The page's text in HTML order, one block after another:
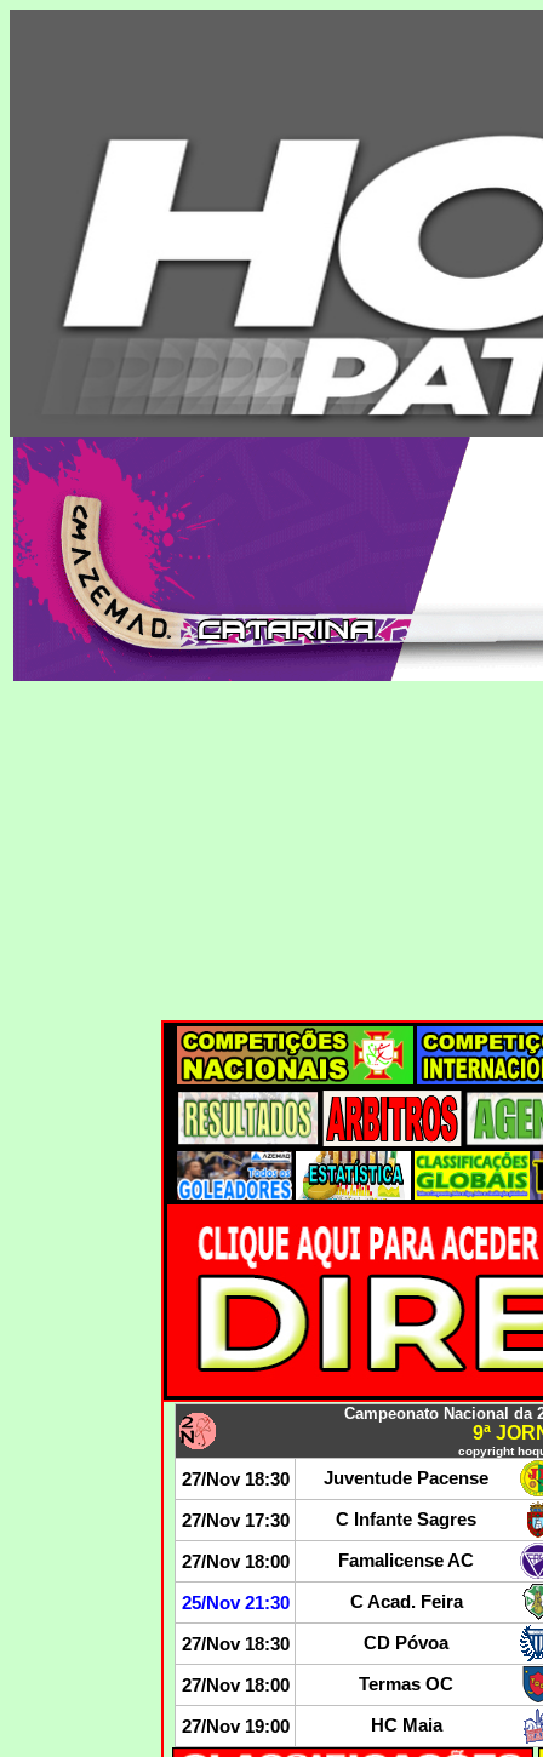
Campeonato Nacional da
9ª
copyright
27/Nov 18:30 Juventude Pacense
27/Nov 17:30 C Infante Sagres
27/Nov 18:00 Famalicense AC
25/Nov 21:30 C Acad. Feira
27/Nov 18:30 CD Póvoa
27/Nov 18:00 Termas OC
27/Nov 19:00 HC Maia